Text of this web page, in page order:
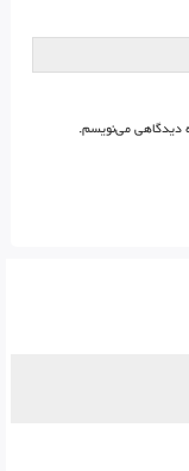
دیدگاهی می‌نویسم.